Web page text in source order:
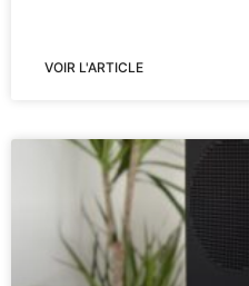
VOIR L'ARTICLE